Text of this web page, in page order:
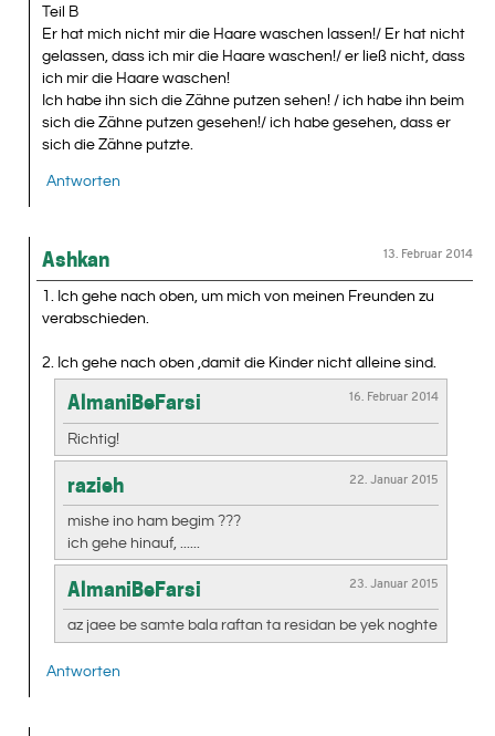
Teil B
Er hat mich nicht mir die Haare waschen lassen!/ Er hat nicht
gelassen, dass ich mir die Haare waschen!/ er ließ nicht, dass
ich mir die Haare waschen!
Ich habe ihn sich die Zähne putzen sehen! / ich habe ihn beim
sich die Zähne putzen gesehen!/ ich habe gesehen, dass er
sich die Zähne putzte.
Antworten
Ashkan 13. Februar 2014
1. Ich gehe nach oben, um mich von meinen Freunden zu
verabschieden.
2. Ich gehe nach oben ,damit die Kinder nicht alleine sind.
AlmaniBeFarsi 16. Februar 2014
Richtig!
razieh 22. Januar 2015
mishe ino ham begim ???
ich gehe hinauf, ......
AlmaniBeFarsi 23. Januar 2015
az jaee be samte bala raftan ta residan be yek noghte
Antworten